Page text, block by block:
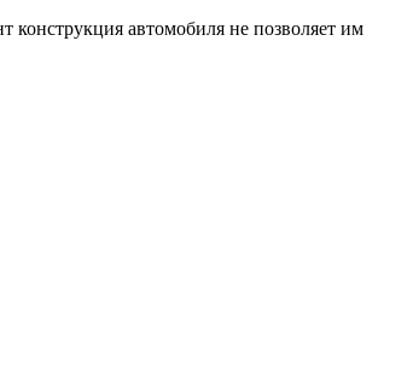
автомобиля не позволяет им